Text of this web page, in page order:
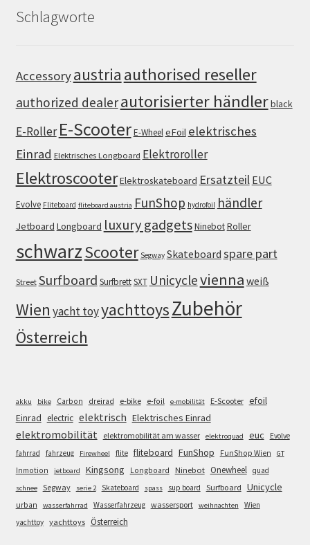
Schlagworte
Accessoryaustria authorised reseller
authorized dealerautorisierter händlerblack
E-Roller E-ScooterE-WheeleFoil elektrisches
Einrad Elektrisches Longboard Elektroroller
ElektroscooterElektroskateboard Ersatzteil EUC
Evolve Fliteboard fliteboard austria FunShop hydrofoil händler
Jetboard Longboard luxury gadgetsNinebotRoller
schwarzScooter Segway Skateboard spare part
Street Surfboard SurfbrettSXT Unicyclevienna weiß
Wien yacht toyyachttoysZubehör
Österreich
akku bike Carbon dreirad e-bike e-foil e-mobilität E-Scooter efoil
Einrad electric elektrisch Elektrisches Einrad
elektromobilität elektromobilität am wasser elektroquad euc
Evolve
fahrrad
fahrzeug Firewheel flite fliteboard FunShop FunShop Wien GT
Inmotion jetboard Kingsong Longboard Ninebot Onewheel quad
schnee Segway serie 2 Skateboard spass sup board Surfboard Unicycle
urban wasserfahrrad Wasserfahrzeug wassersport weihnachten
Wien
yachttoy yachttoys Österreich